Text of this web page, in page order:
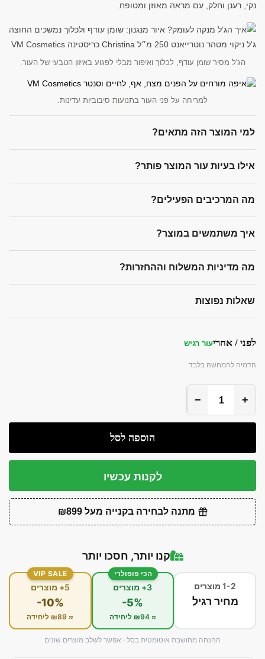
נקי, רענן וחלק, עם מראה מאוזן ומטופח.
הג'ל מסיר שומן עודף, לכלוך ואיפור מבלי לפגוע באיזון הטבעי של העור.
למריחה על פני העור בתנועות סיבוביות עדינות.
למי המוצר הזה מתאים?
אילו בעיות עור המוצר פותר?
מה המרכיבים הפעילים?
איך משתמשים במוצר?
מה מדיניות המשלוח וההחזרות?
שאלות נפוצות
לפני / אחריעור רגיש
לפני
הדמיה להמחשה בלבד
+
−
הוספה לסל
לקנות עכשיו
מתנה לבחירה בקנייה מעל ₪899
קנו יותר, חסכו יותר
1-2 מוצרים
מחיר רגיל
הכי פופולרי
3+ מוצרים
-5%
≈ ₪94 ליחידה
VIP SALE
5+ מוצרים
-10%
≈ ₪89 ליחידה
ההנחה מחושבת אוטומטית בסל · אפשר לשלב מוצרים שונים